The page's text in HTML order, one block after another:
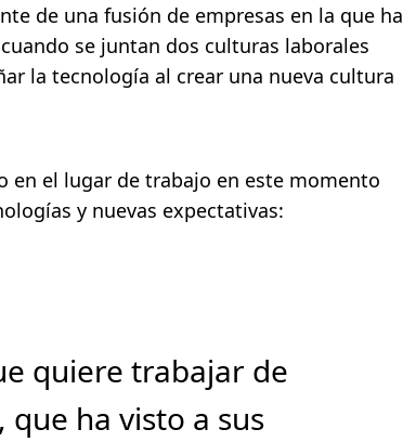
de una fusión de empresas en la que ha
se juntan dos culturas laborales
la tecnología al crear una nueva cultura
en el lugar de trabajo en este momento
y nuevas expectativas:
quiere trabajar de
ha visto a sus